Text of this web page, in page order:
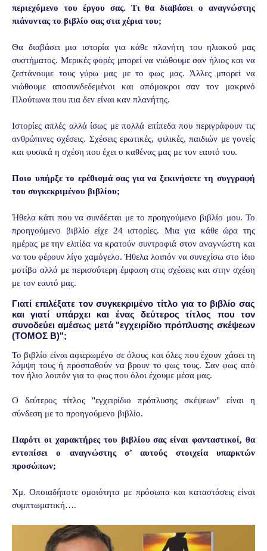
περιεχόμενο του έργου σας. Τι θα διαβάσει ο αναγνώστης
πιάνοντας το βιβλίο σας στα χέρια του;
Θα διαβάσει μια ιστορία για κάθε πλανήτη του ηλιακού μας
συστήματος. Μερικές φορές μπορεί να νιώθουμε σαν ήλιος και να
ζεστάνουμε τους γύρω μας με το φως μας. Άλλες μπορεί να
νιώθουμε αποσυνδεδεμένοι και απόμακροι σαν τον μακρινό
Πλούτωνα που πια δεν είναι καν πλανήτης.
Ιστορίες απλές αλλά ίσως με πολλά επίπεδα που περιγράφουν τις
ανθρώπινες σχέσεις. Σχέσεις ερωτικές, φιλικές, παιδιών με γονείς
και φυσικά η σχέση που έχει ο καθένας μας με τον εαυτό του.
Ποιο υπήρξε το ερέθισμά σας για να ξεκινήσετε τη συγγραφή
του συγκεκριμένου βιβλίου;
Ήθελα κάτι που να συνδέεται με το προηγούμενο βιβλίο μου. Το
προηγούμενο βιβλίο είχε 24 ιστορίες. Μια για κάθε ώρα της
ημέρας με την ελπίδα να κρατούν συντροφιά στον αναγνώστη και
να του φέρουν λίγο χαμόγελο. Ήθελα λοιπόν να συνεχίσω στο ίδιο
μοτίβο αλλά με περισσότερη έμφαση στις σχέσεις και στην σχέση
με τον εαυτό μας.
Γιατί επιλέξατε τον συγκεκριμένο τίτλο για το βιβλίο σας
και γιατί υπάρχει και ένας δεύτερος τίτλος που τον
συνοδεύει αμέσως μετά "εγχειρίδιο πρόπλυσης σκέψεων
(ΤΟΜΟΣ Β)";
Το βιβλίο είναι αφιερωμένο σε όλους και όλες που έχουν χάσει τη
λάμψη τους ή προσπαθούν να βρουν το φως τους. Σαν φως από
τον ήλιο λοιπόν για το φως που όλοι έχουμε μέσα μας.
Ο δεύτερος τίτλος "εγχειρίδιο πρόπλυσης σκέψεων" είναι η
σύνδεση με το προηγούμενο βιβλίο.
Παρότι οι χαρακτήρες του βιβλίου σας είναι φανταστικοί, θα
εντοπίσει ο αναγνώστης σ’ αυτούς στοιχεία υπαρκτών
προσώπων;
Χμ. Οποιαδήποτε ομοιότητα με πρόσωπα και καταστάσεις είναι
συμπτωματική….